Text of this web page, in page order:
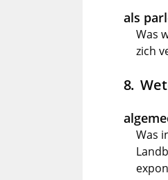
als
Was
zich
Was